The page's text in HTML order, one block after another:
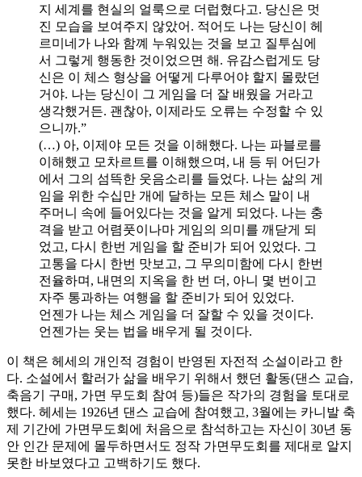
지 세계를 현실의 얼룩으로 더럽혔다고. 당신은 멋
진 모습을 보여주지 않았어. 적어도 나는 당신이 헤
르미네가 나와 함꼐 누워있는 것을 보고 질투심에
서 그렇게 행동한 것이었으면 해. 유감스럽게도 당
신은 이 체스 형상을 어떻게 다루어야 할지 몰랐던
거야. 나는 당신이 그 게임을 더 잘 배웠을 거라고
생각했거든. 괜찮아, 이제라도 오류는 수정할 수 있
으니까.”
(…) 아, 이제야 모든 것을 이해했다. 나는 파블로를
이해했고 모차르트를 이해했으며, 내 등 뒤 어딘가
에서 그의 섬뜩한 웃음소리를 들었다. 나는 삶의 게
임을 위한 수십만 개에 달하는 모든 체스 말이 내
주머니 속에 들어있다는 것을 알게 되었다. 나는 충
격을 받고 어렴풋이나마 게임의 의미를 깨닫게 되
었고, 다시 한번 게임을 할 준비가 되어 있었다. 그
고통을 다시 한번 맛보고, 그 무의미함에 다시 한번
전율하며, 내면의 지옥을 한 번 더, 아니 몇 번이고
자주 통과하는 여행을 할 준비가 되어 있었다.
언젠가 나는 체스 게임을 더 잘할 수 있을 것이다.
언젠가는 웃는 법을 배우게 될 것이다.
이 책은 헤세의 개인적 경험이 반영된 자전적 소설이라고 한
다. 소설에서 할러가 삶을 배우기 위해서 했던 활동(댄스 교습,
축음기 구매, 가면 무도회 참여 등)들은 작가의 경험을 토대로
했다. 헤세는 1926년 댄스 교습에 참여했고, 3월에는 카니발 축
제 기간에 가면무도회에 처음으로 참석하고는 자신이 30년 동
안 인간 문제에 몰두하면서도 정작 가면무도회를 제대로 알지
못한 바보였다고 고백하기도 했다.